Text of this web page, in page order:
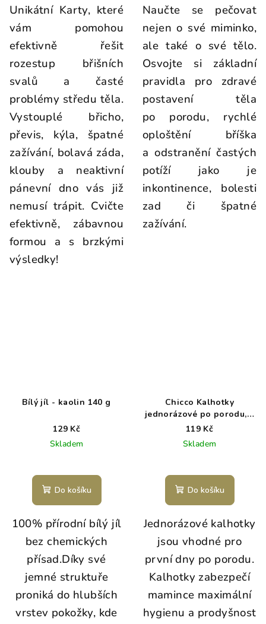
Unikátní Karty, které
vám pomohou
efektivně řešit
rozestup břišních
svalů a časté
problémy středu těla.
Vystouplé břicho,
převis, kýla, špatné
zažívání, bolavá záda,
klouby a neaktivní
pánevní dno vás již
nemusí trápit. Cvičte
efektivně, zábavnou
formou a s brzkými
výsledky!
Naučte se pečovat
nejen o své miminko,
ale také o své tělo.
Osvojte si základní
pravidla pro zdravé
postavení těla
po porodu, rychlé
oploštění bříška
a odstranění častých
potíží jako je
inkontinence, bolesti
zad či špatné
zažívání.
Bílý jíl - kaolin 140 g
129 Kč
Skladem
Do košíku
100% přírodní bílý jíl
bez chemických
přísad.Díky své
jemné struktuře
proniká do hlubších
vrstev pokožky, kde
Chicco Kalhotky
jednorázové po porodu, 4
ks, vel.4
119 Kč
Skladem
Do košíku
Jednorázové kalhotky
jsou vhodné pro
první dny po porodu.
Kalhotky zabezpečí
mamince maximální
hygienu a prodyšnost